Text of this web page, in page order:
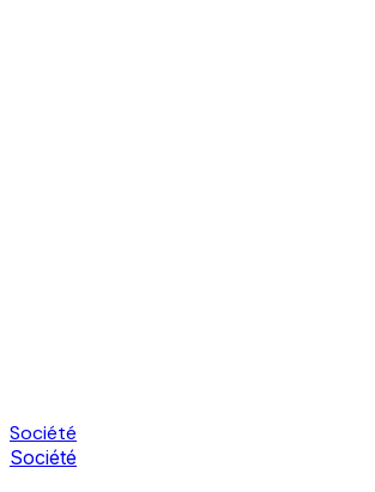
Société
Société